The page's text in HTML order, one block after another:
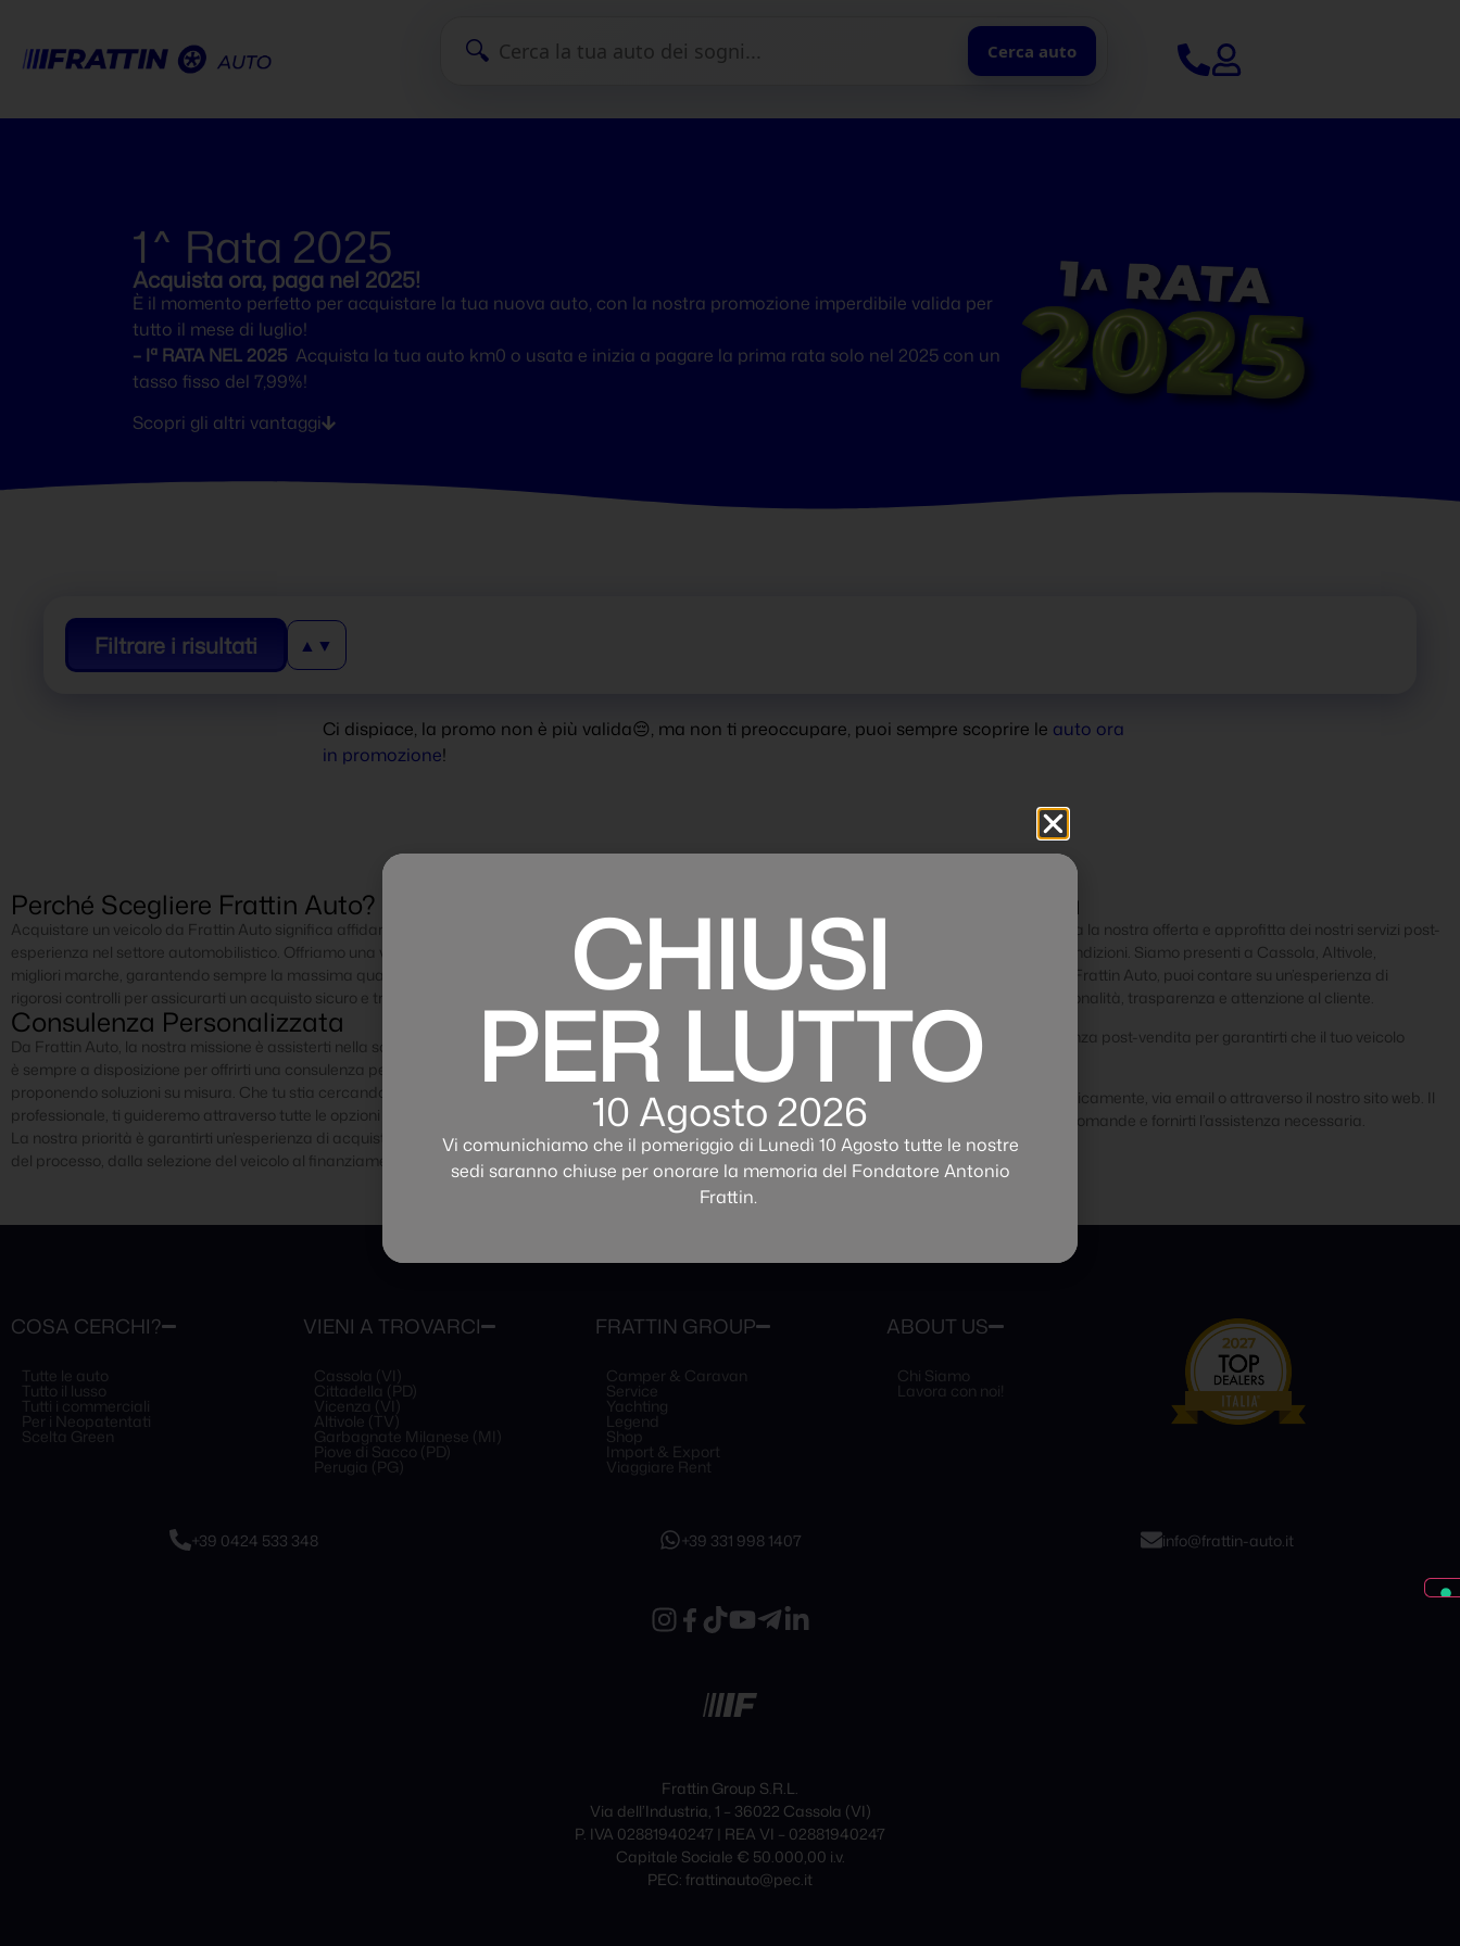
🔍 Cerca auto
1^ Rata 2025
Acquista ora, paga nel 2025!
È il momento perfetto per acquistare la tua nuova auto, con la nostra promozione imperdibile valida per
tutto il mese di luglio!
– Iª RATA NEL 2025 Acquista la tua auto km0 o usata e inizia a pagare la prima rata solo nel 2025 con un
tasso fisso del 7,99%!
Scopri gli altri vantaggi
Filtrare i risultati
Ci dispiace, la promo non è più valida😔, ma non ti preoccupare, puoi sempre scoprire le auto ora
in promozione!
Perché Scegliere Frattin Auto?
Acquistare un veicolo da Frattin Auto significa affidarsi a un partner di fiducia con oltre 40 anni di
esperienza nel settore automobilistico. Offriamo una vasta gamma di veicoli nuovi, usati e km0 delle
migliori marche, garantendo sempre la massima qualità e affidabilità. Ogni veicolo è sottoposto a
rigorosi controlli per assicurarti un acquisto sicuro e trasparente.
Consulenza Personalizzata
Da Frattin Auto, la nostra missione è assisterti nella scelta del veicolo perfetto. Il nostro team di esperti
è sempre a disposizione per offrirti una consulenza personalizzata, ascoltando le tue esigenze e
proponendo soluzioni su misura. Che tu stia cercando un’auto per uso personale, familiare o
professionale, ti guideremo attraverso tutte le opzioni disponibili, illustrando i vantaggi di ogni modello.
La nostra priorità è garantirti un’esperienza di acquisto serena e informata, supportandoti in ogni fase
del processo, dalla selezione del veicolo al finanziamento.
Esperienza di acquisto unica
Visita una delle nostre sedi per scoprire di persona la nostra offerta e approfitta dei nostri servizi post-
vendita per mantenere il tuo veicolo in perfette condizioni. Siamo presenti a Cassola, Altivole,
Cittadella, Garbagante Milanese e Vicenza. Con Frattin Auto, puoi contare su un’esperienza di
acquisto senza stress, caratterizzata da professionalità, trasparenza e attenzione al cliente.
Offriamo anche servizi di manutenzione e assistenza post-vendita per garantirti che il tuo veicolo
rimanga in ottime condizioni nel tempo.
Per maggiori informazioni, puoi contattarci telefonicamente, via email o attraverso il nostro sito web. Il
nostro staff sarà lieto di rispondere a tutte le tue domande e fornirti l’assistenza necessaria.
COSA CERCHI?
Tutte le auto
Tutto il lusso
Tutti i commerciali
Per i Neopatentati
Scelta Green
VIENI A TROVARCI
Cassola (VI)
Cittadella (PD)
Vicenza (VI)
Altivole (TV)
Garbagnate Milanese (MI)
Piove di Sacco (PD)
Perugia (PG)
FRATTIN GROUP
Camper & Caravan
Service
Yachting
Legend
Shop
Import & Export
Viaggiare Rent
ABOUT US
Chi Siamo
Lavora con noi!
+39 0424 533 348 +39 331 998 1407 info@frattin-auto.it
Frattin Group S.R.L.
Via dell’Industria, 1 – 36022 Cassola (VI)
P. IVA 02881940247 | REA VI – 02881940247
Capitale Sociale € 50.000,00 i.v.
PEC: frattinauto@pec.it
CHIUSI
PER LUTTO
10 Agosto 2026
Vi comunichiamo che il pomeriggio di Lunedì 10 Agosto tutte le nostre
sedi saranno chiuse per onorare la memoria del Fondatore Antonio
Frattin.